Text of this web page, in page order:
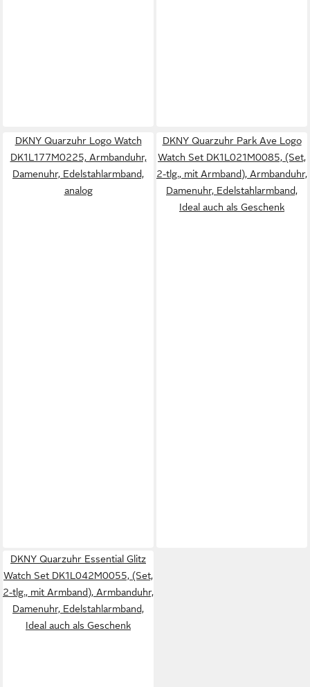
DKNY Quarzuhr Logo Watch
DK1L177M0225, Armbanduhr,
Damenuhr, Edelstahlarmband,
analog
DKNY Quarzuhr Park Ave Logo
Watch Set DK1L021M0085, (Set,
2-tlg., mit Armband), Armbanduhr,
Damenuhr, Edelstahlarmband,
Ideal auch als Geschenk
DKNY Quarzuhr Essential Glitz
Watch Set DK1L042M0055, (Set,
2-tlg., mit Armband), Armbanduhr,
Damenuhr, Edelstahlarmband,
Ideal auch als Geschenk